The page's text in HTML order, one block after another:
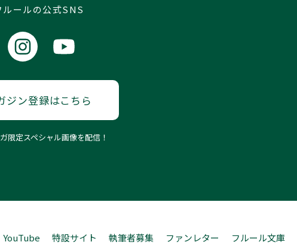
ルールの公式SNS
ジン登録はこちら
限定スペシャル画像を配信！
YouTube 特設サイト 執筆者募集 ファンレター
フルール文庫